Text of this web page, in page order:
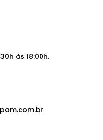
às 18:00h.